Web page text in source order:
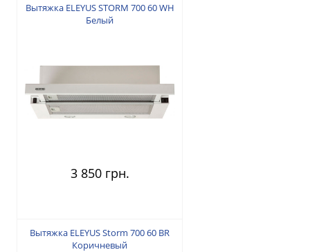
Вытяжка ELEYUS STORM 700 60 WH
Белый
3 850 грн.
Вытяжка ELEYUS Storm 700 60 BR
Коричневый